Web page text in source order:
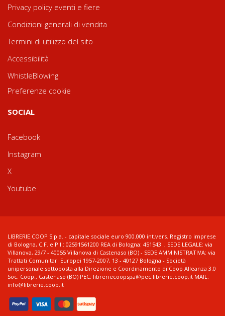
Privacy policy eventi e fiere
Condizioni generali di vendita
Termini di utilizzo del sito
Accessibilità
WhistleBlowing
Preferenze cookie
SOCIAL
Facebook
Instagram
X
Youtube
LIBRERIE.COOP S.p.a. - capitale sociale euro 900.000 int.vers. Registro imprese
di Bologna, C.F. e P.I.: 02591561200 REA di Bologna: 451543 ; SEDE LEGALE: via
Villanova, 29/7 - 40055 Villanova di Castenaso (BO) - SEDE AMMINISTRATIVA: via
Trattati Comunitari Europei 1957-2007, 13 - 40127 Bologna - Società
unipersonale sottoposta alla Direzione e Coordinamento di Coop Alleanza 3.0
Soc. Coop., Castenaso (BO) PEC: libreriecoopspa@pec.librerie.coop.it MAIL:
info@librerie.coop.it